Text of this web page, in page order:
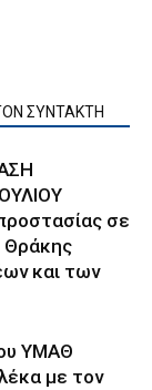
ΣΥΝΤΑΚΤΗ
σε
Θράκης
και των
ΥΜΑΘ
με τον